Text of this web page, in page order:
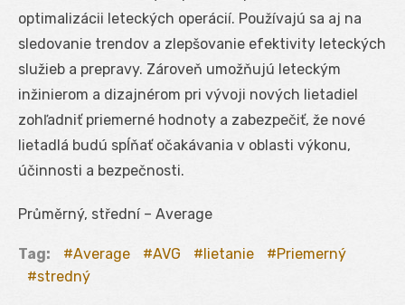
optimalizácii leteckých operácií. Používajú sa aj na
sledovanie trendov a zlepšovanie efektivity leteckých
služieb a prepravy. Zároveň umožňujú leteckým
inžinierom a dizajnérom pri vývoji nových lietadiel
zohľadniť priemerné hodnoty a zabezpečiť, že nové
lietadlá budú spĺňať očakávania v oblasti výkonu,
účinnosti a bezpečnosti.
Průměrný, střední – Average
Tag: Average AVG lietanie
Priemerný
stredný